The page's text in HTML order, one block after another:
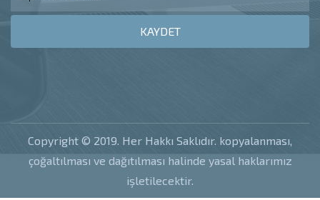
KAYDET
Copyright © 2019. Her Hakkı Saklıdır. kopyalanması,
çoğaltılması ve dağıtılması halinde yasal haklarımız
işletilecektir.